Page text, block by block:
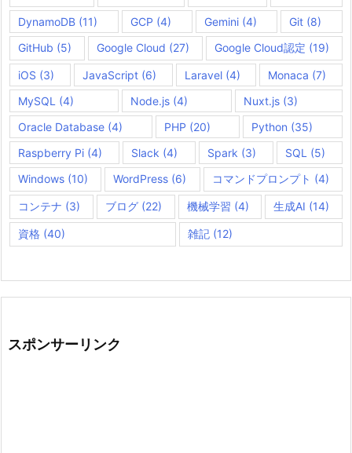
DynamoDB (11) GCP (4) Gemini(4) Git (8)
GitHub (5) Google Cloud (27) Google Cloud認定 (19)
iOS (3) JavaScript(6) Laravel(4) Monaca (7)
MySQL (4) Node.js(4) Nuxt.js (3)
Oracle Database (4) PHP (20) Python (35)
Raspberry Pi (4) Slack (4) Spark (3) SQL (5)
Windows (10) WordPress (6) コマンドプロンプト (4)
コンテナ (3) ブログ(22) 機械学習 (4) 生成AI (14)
資格 (40) 雑記(12)
スポンサーリンク